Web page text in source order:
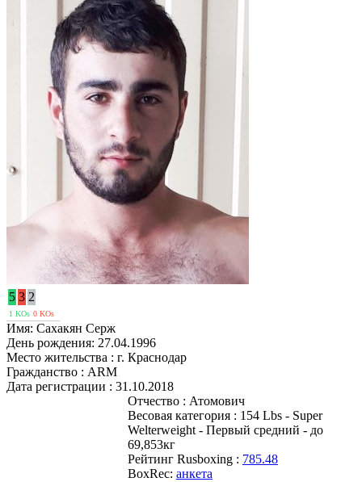
5 3 2
1 KOs 0 KOs
Имя: Сахакян Серж
День рождения: 27.04.1996
Место жительства : г. Краснодар
Гражданство : ARM
Дата регистрации : 31.10.2018
Отчество : Атомович
Весовая категория : 154 Lbs - Super
Welterweight - Первый средний - до
69,853кг
Рейтинг Rusboxing : 785.48
BoxRec: анкета